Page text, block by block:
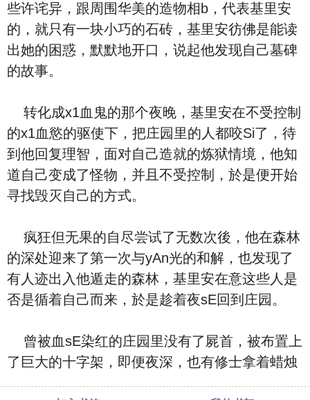
些许诧异，跟周围华美的造物相b，代表基里安
的，就只有一块小巧的石砖，基里安彷佛是能读
出她的困惑，默默地开口，说起他发现自己墓碑
的故事。
转化成x1血鬼的那个夜晚，基里安在不受控制
的x1血慾的驱使下，把庄园里的人都咬Si了，待
到他回复理智，面对自己造就的炼狱情境，他知
道自己变成了怪物，并且不受控制，於是便开始
寻找毁灭自己的方式。
疯狂但无果的自尽尝试了无数次後，他在森林
的深处迎来了第一次与yAn光的和解，也发现了
有人迹出入他遁走的森林，基里安在意这些人是
否是循着自己而来，於是趁着夜sE回到庄园。
曾被血sE染红的庄园里没有了屍首，被布置上
了巨大的十字架，即便夜深，也有修士拿着蜡烛